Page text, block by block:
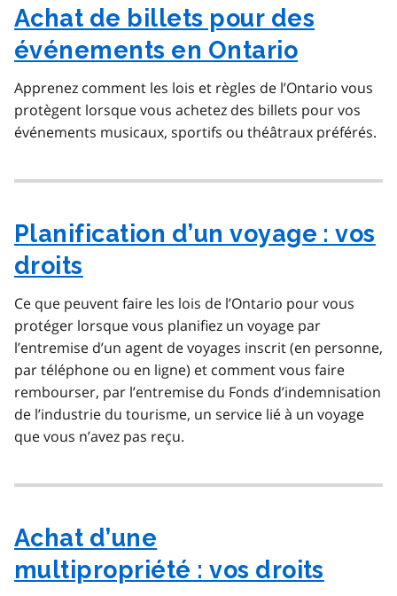
Achat de billets pour des
événements en Ontario
Apprenez comment les lois et règles de l’Ontario vous
protègent lorsque vous achetez des billets pour vos
événements musicaux, sportifs ou théâtraux préférés.
Planification d’un voyage : vos
droits
Ce que peuvent faire les lois de l’Ontario pour vous
protéger lorsque vous planifiez un voyage par
l’entremise d’un agent de voyages inscrit (en personne,
par téléphone ou en ligne) et comment vous faire
rembourser, par l’entremise du Fonds d’indemnisation
de l’industrie du tourisme, un service lié à un voyage
que vous n’avez pas reçu.
Achat d’une
multipropriété : vos droits